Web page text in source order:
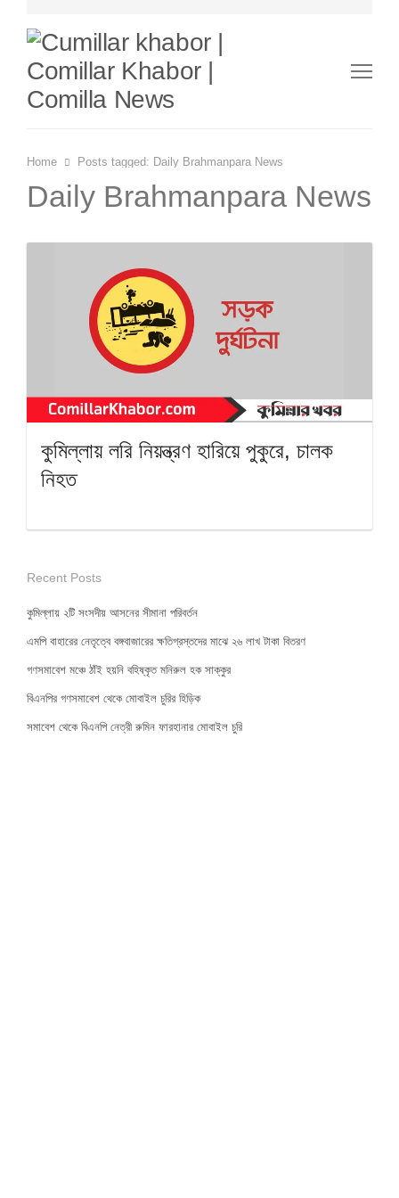
Home Posts tagged: Daily Brahmanpara News
Daily Brahmanpara News
কুমিল্লায় লরি নিয়ন্ত্রণ হারিয়ে পুকুরে, চালক
নিহত
Recent Posts
কুমিল্লায় ২টি সংসদীয় আসনের সীমানা পরিবর্তন
এমপি বাহারের নেতৃত্বে বঙ্গবাজারের ক্ষতিগ্রস্তদের মাঝে ২৬ লাখ টাকা বিতরণ
গণসমাবেশ মঞ্চে ঠাঁই হয়নি বহিষ্কৃত মনিরুল হক সাক্কুর
বিএনপির গণসমাবেশ থেকে মোবাইল চুরির হিড়িক
সমাবেশ থেকে বিএনপি নেত্রী রুমিন ফারহানার মোবাইল চুরি